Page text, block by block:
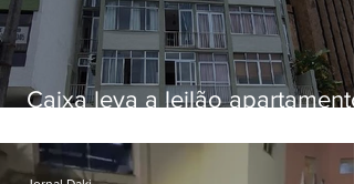
Caixa leva a leilão apartamento
Botafogo